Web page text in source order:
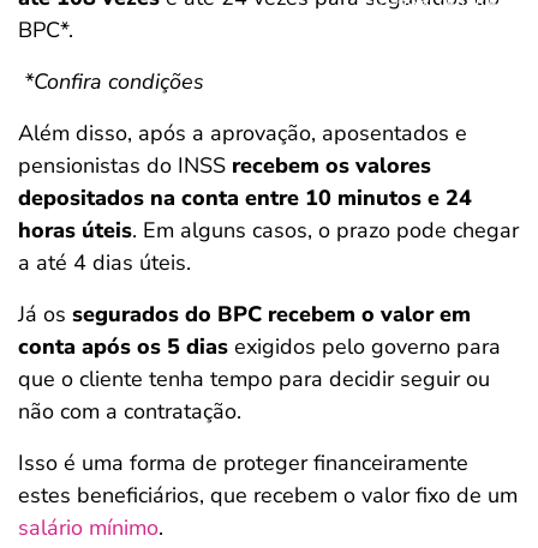
BPC*.
*Confira condições
Além disso, após a aprovação, aposentados e
pensionistas do INSS recebem os valores
depositados na conta entre 10 minutos e 24
horas úteis. Em alguns casos, o prazo pode chegar
a até 4 dias úteis.
Já os segurados do BPC recebem o valor em
conta após os 5 dias exigidos pelo governo para
que o cliente tenha tempo para decidir seguir ou
não com a contratação.
Isso é uma forma de proteger financeiramente
estes beneficiários, que recebem o valor fixo de um
salário mínimo.